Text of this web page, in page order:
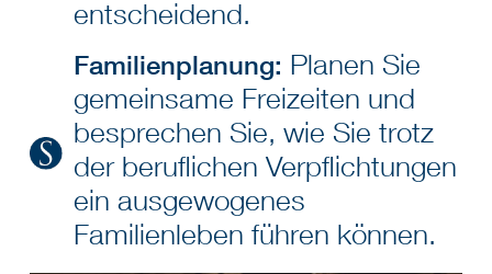
entscheidend.
Familienplanung: Planen Sie
gemeinsame Freizeiten und
besprechen Sie, wie Sie trotz
der beruflichen Verpflichtungen
ein ausgewogenes
Familienleben führen können.